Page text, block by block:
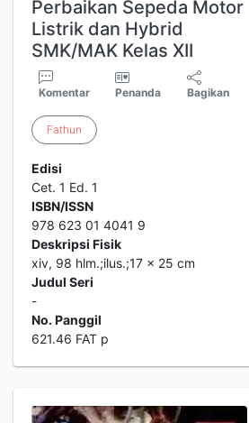
Perbaikan Sepeda Motor
Listrik dan Hybrid
SMK/MAK Kelas XII
Komentar Penanda Bagikan
Fathun
Edisi
Cet. 1 Ed. 1
ISBN/ISSN
978 623 01 4041 9
Deskripsi Fisik
xiv, 98 hlm.;ilus.;17 x 25 cm
Judul Seri
-
No. Panggil
621.46 FAT p